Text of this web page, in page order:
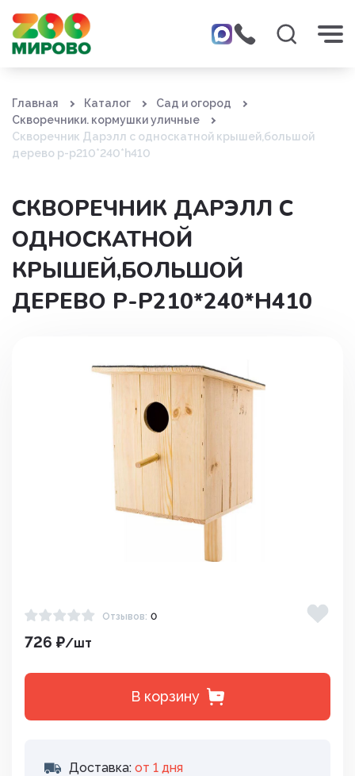
Главная Каталог
Сад и огород
Скворечники. кормушки уличные
Скворечник Дарэлл с односкатной крышей,большой
дерево р-р210*240*h410
СКВОРЕЧНИК ДАРЭЛЛ С
ОДНОСКАТНОЙ
КРЫШЕЙ,БОЛЬШОЙ
ДЕРЕВО Р-Р210*240*H410
Отзывов: 0
726 ₽/шт
В корзину
Доставка: от 1 дня